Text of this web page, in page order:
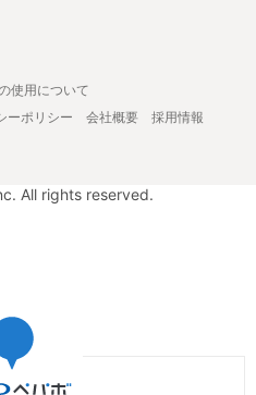
使用について
ーポリシー 会社概要
採用情報
All rights reserved.